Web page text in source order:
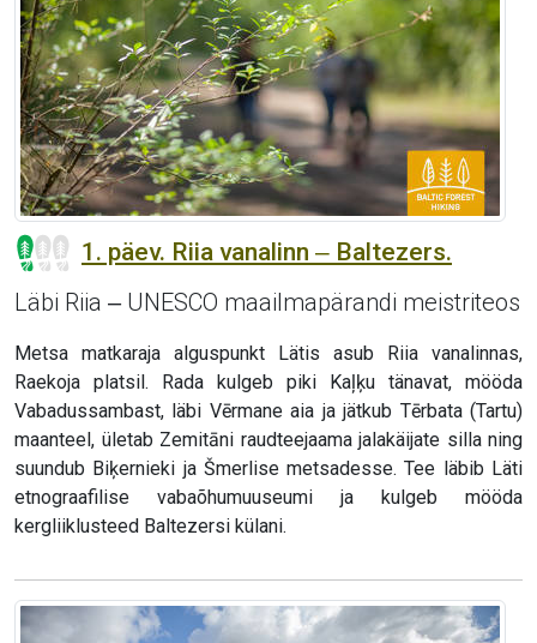
1. päev. Riia vanalinn ‒ Baltezers.
Läbi Riia ‒ UNESCO maailmapärandi meistriteos
Metsa matkaraja alguspunkt Lätis asub Riia vanalinnas,
Raekoja platsil. Rada kulgeb piki Kaļķu tänavat, mööda
Vabadussambast, läbi Vērmane aia ja jätkub Tērbata (Tartu)
maanteel, ületab Zemitāni raudteejaama jalakäijate silla ning
suundub Biķernieki ja Šmerlise metsadesse. Tee läbib Läti
etnograafilise vabaõhumuuseumi ja kulgeb mööda
kergliiklusteed Baltezersi külani.